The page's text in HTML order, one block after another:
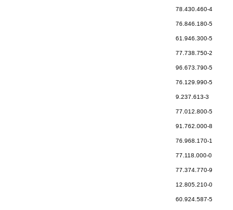
78.430.460-4
76.846.180-5
61.946.300-5
77.738.750-2
96.673.790-5
76.129.990-5
9.237.613-3
77.012.800-5
91.762.000-8
76.968.170-1
77.118.000-0
77.374.770-9
12.805.210-0
60.924.587-5